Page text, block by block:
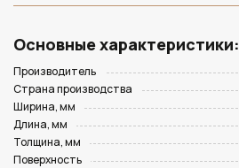
Основные характеристики:
Производитель
Страна производства
Ширина, мм
Длина, мм
Толщина, мм
Поверхность